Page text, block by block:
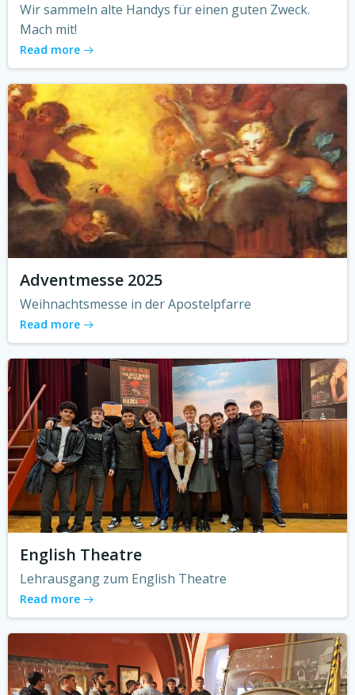
Wir sammeln alte Handys für einen guten Zweck.
Mach mit!
Read more
Adventmesse 2025
Weihnachtsmesse in der Apostelpfarre
Read more
English Theatre
Lehrausgang zum English Theatre
Read more